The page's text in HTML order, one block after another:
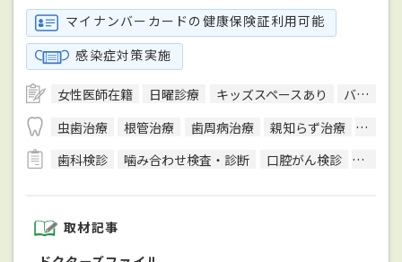
マイナンバーカードの健康保険証利用可能
感染症対策実施
女性医師在籍 日曜診療 キッズスペースあり
バリアフリー対応
虫歯治療
根管治療 歯周病治療 親知らず治療
顎関
歯科検診
噛み合わせ検査・診断 口腔がん検診 CT検査
取材記事